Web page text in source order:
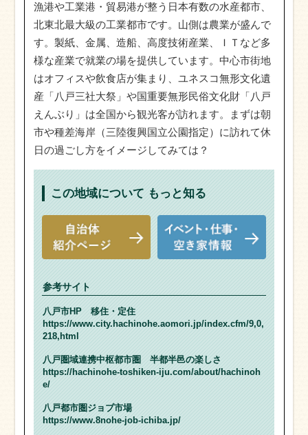
漁港や工業港・貿易港が整う日本有数の水産都市、
北東北最大級の工業都市です。山側は農業が盛んで
す。製紙、金属、造船、高度技術産業、ＩＴなど多
様な産業で就業の場を提供しています。中心市街地
はオフィスや飲食店が集まり、ユネスコ無形文化遺
産「八戸三社大祭」や国重要無形民俗文化財「八戸
えんぶり」は全国から観光客が訪れます。まずは朝
市や種差海岸（三陸復興国立公園指定）に訪れて休
日の過ごし方をイメージしてみては？
この地域について もっと知る
参考サイト
八戸市HP 移住・定住
https://www.city.hachinohe.aomori.jp/index.cfm/9,0,
218,html
八戸圏域連携中枢都市圏 半都半邑の楽しさ
https://hachinohe-toshiken-iju.com/about/hachinoh
e/
八戸都市圏ジョブ市場
https://www.8nohe-job-ichiba.jp/